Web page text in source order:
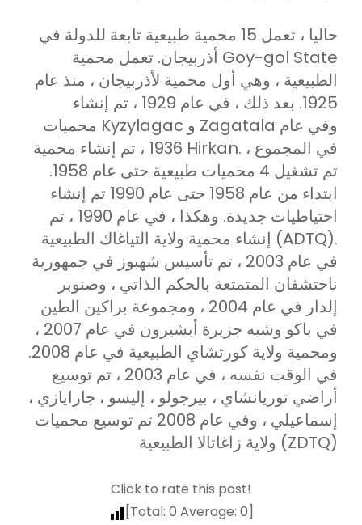
حاليا ، تعمل 15 محمية طبيعية تابعة للدولة في
أذربيجان. تعمل محمية Goy-gol State
الطبيعية ، وهي أول محمية لأذربيجان ، منذ عام
1925. بعد ذلك ، في عام 1929 ، تم إنشاء
محميات Kyzylagac و Zagatala وفي عام
1936 ، تم إنشاء محمية Hirkan. في المجموع ،
تم تشغيل 4 محميات طبيعية حتى عام 1958.
ابتداء من عام 1958 حتى عام 1990 تم إنشاء
احتياطيات جديدة. وهكذا ، في عام 1990 ، تم
إنشاء محمية ولاية التياغاك الطبيعية (ADTQ).
في عام 2003 ، تم تأسيس شهبوز في جمهورية
ناختشفان المتمتعة بالحكم الذاتي ، وصنوبر
إلدار في عام 2004 ، ومجموعة براكين الطين
في باكو وشبه جزيرة أبشيرون في عام 2007 ،
ومحمية ولاية كورتشاي الطبيعية في عام 2008.
في الوقت نفسه ، في عام 2003 ، تم توسيع
أراضي توريانشاي ، بيرجولو ، إليسو ، جارايازي ،
إسماعيلي ، وفي عام 2008 تم توسيع محميات
ولاية زاغاتالا الطبيعية (ZDTQ)
Click to rate this post!
[Total: 0 Average: 0]